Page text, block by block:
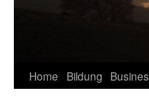
Home Bildung